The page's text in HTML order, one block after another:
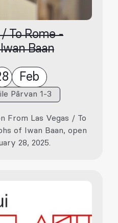
To Rome -
Baan
Feb
Pârvan 1-3
From Las Vegas / To
of Iwan Baan, open
28, 2025.